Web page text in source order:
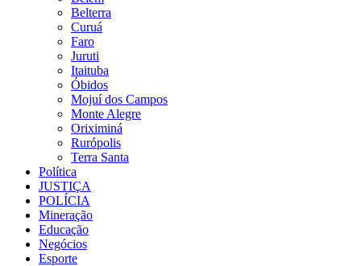
Belterra
Curuá
Faro
Juruti
Itaituba
Óbidos
Mojuí dos Campos
Monte Alegre
Oriximiná
Rurópolis
Terra Santa
Política
JUSTIÇA
POLÍCIA
Mineração
Educação
Negócios
Esporte